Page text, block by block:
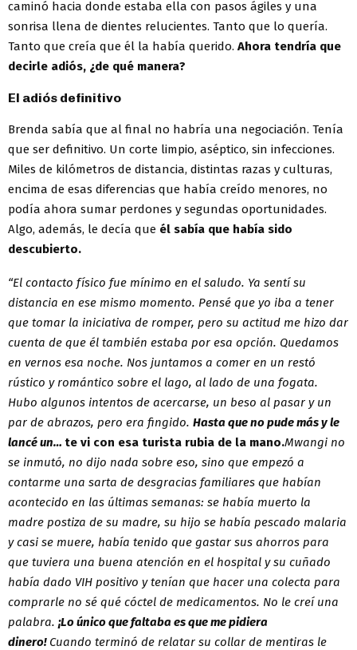
caminó hacia donde estaba ella con pasos ágiles y una
sonrisa llena de dientes relucientes. Tanto que lo quería.
Tanto que creía que él la había querido. Ahora tendría que
decirle adiós, ¿de qué manera?
El adiós definitivo
Brenda sabía que al final no habría una negociación. Tenía
que ser definitivo. Un corte limpio, aséptico, sin infecciones.
Miles de kilómetros de distancia, distintas razas y culturas,
encima de esas diferencias que había creído menores, no
podía ahora sumar perdones y segundas oportunidades.
Algo, además, le decía que él sabía que había sido
descubierto.
“El contacto físico fue mínimo en el saludo. Ya sentí su
distancia en ese mismo momento. Pensé que yo iba a tener
que tomar la iniciativa de romper, pero su actitud me hizo dar
cuenta de que él también estaba por esa opción. Quedamos
en vernos esa noche. Nos juntamos a comer en un restó
rústico y romántico sobre el lago, al lado de una fogata.
Hubo algunos intentos de acercarse, un beso al pasar y un
par de abrazos, pero era fingido. Hasta que no pude más y le
lancé un… te vi con esa turista rubia de la mano.Mwangi no
se inmutó, no dijo nada sobre eso, sino que empezó a
contarme una sarta de desgracias familiares que habían
acontecido en las últimas semanas: se había muerto la
madre postiza de su madre, su hijo se había pescado malaria
y casi se muere, había tenido que gastar sus ahorros para
que tuviera una buena atención en el hospital y su cuñado
había dado VIH positivo y tenían que hacer una colecta para
comprarle no sé qué cóctel de medicamentos. No le creí una
palabra. ¡Lo único que faltaba es que me pidiera
dinero!Cuando terminó de relatar su collar de mentiras le